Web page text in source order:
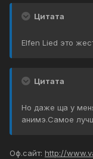
Цитата
Elfen Lied это
Цитата
Но даже ща у
анимэ.Самое
Оф.сайт: http://